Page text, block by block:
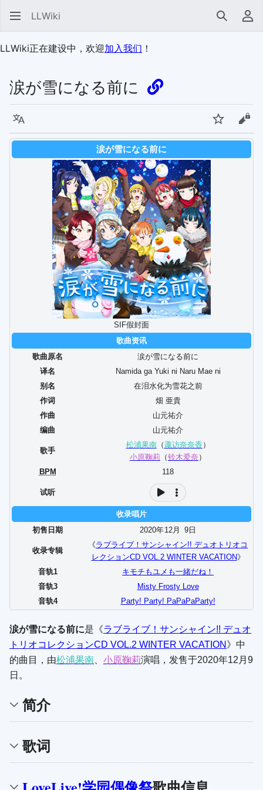
LLWiki 搜索 用
LLWiki正在建设中，欢迎加入我们 ！
涙が雪になる前に
语言 监视 查
涙が雪になる前に
SIF假封面
歌曲资讯
歌曲原名
涙が雪になる前に
译名
Namida ga Yuki ni Naru Mae ni
别名
在泪水化为雪花之前
作词
畑 亜貴
作曲
山元祐介
编曲
山元祐介
歌手
松浦果南（诹访奈奈香 ）
小原鞠莉 （铃木爱奈 ）
BPM
118
试听
收录唱片
初售日期
2020年12月 9 日
收录专辑
《ラブライブ！サンシャイン!! デュオトリオコ
レクションCD VOL.2 WINTER VACATION》
音轨1
キモチもユメも一緒だね！
音轨3
Misty Frosty Love
音轨4
Party! Party! PaPaPaParty!
涙が雪になる前に是《ラブライブ！サンシャイン!! デュオ
トリオコレクションCD VOL.2 WINTER VACATION 》中
的曲目，由松浦果南 小原鞠莉演唱，发售于2020年12月9
日。
简介
歌词